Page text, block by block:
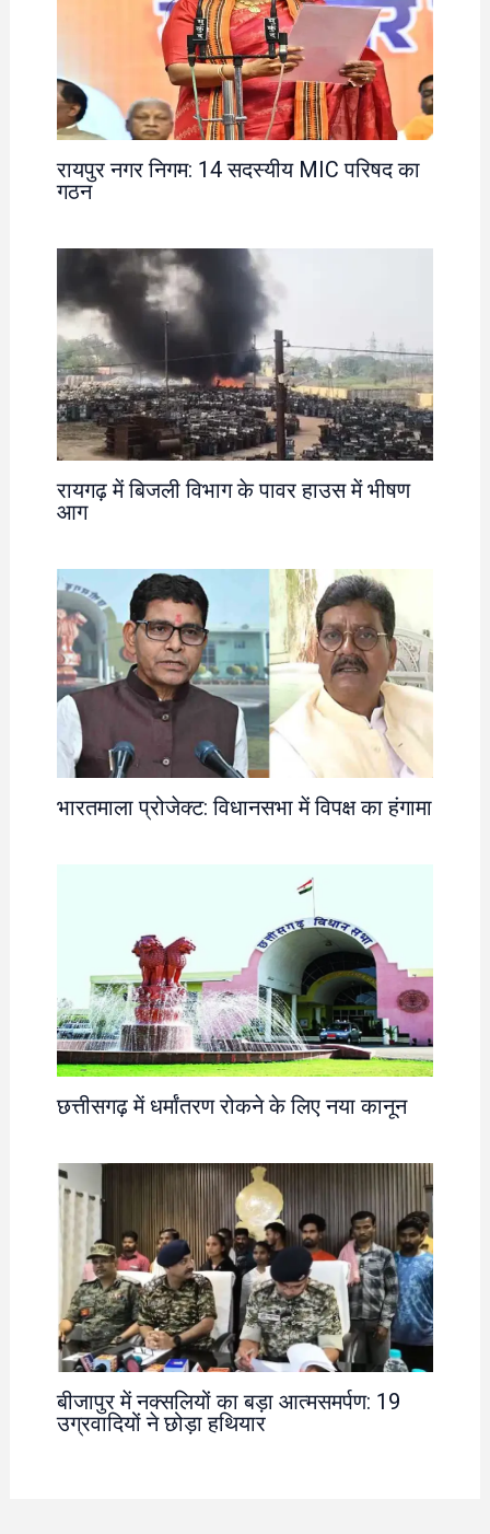
रायपुर नगर निगम: 14 सदस्यीय MIC परिषद का
गठन
रायगढ़ में बिजली विभाग के पावर हाउस में भीषण
आग
भारतमाला प्रोजेक्ट: विधानसभा में विपक्ष का हंगामा
छत्तीसगढ़ में धर्मांतरण रोकने के लिए नया कानून
बीजापुर में नक्सलियों का बड़ा आत्मसमर्पण: 19
उग्रवादियों ने छोड़ा हथियार